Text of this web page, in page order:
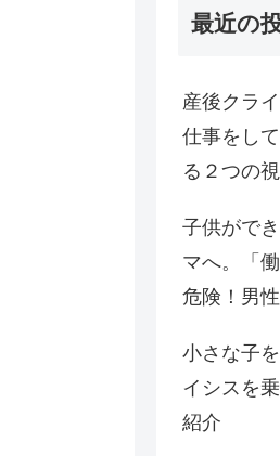
最近の
産後クラ
仕事をし
る２つの
子供がで
マへ。「
危険！男
小さな子
イシスを
紹介